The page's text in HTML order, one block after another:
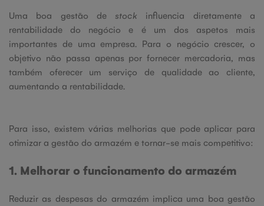
Uma boa gestão destock influencia diretamente a
rentabilidade do negócio e é um dos aspetos mais
importantes de uma empresa. Para o negócio crescer, o
objetivo não passa apenas por fornecer mercadoria, mas
também oferecer um serviço de qualidade ao cliente,
aumentando a rentabilidade.
Para isso, existem várias melhorias que pode aplicar para
otimizar a gestão do armazém e tornar-se mais competitivo:
1. Melhorar o funcionamento do armazém
Reduzir as despesas do armazém implica uma boa gestão